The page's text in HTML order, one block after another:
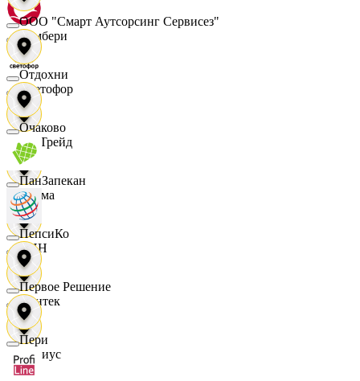
Самбери
Светофор
СетТрейд
Сигма
СИН
Синтек
Сириус
ООО "Смарт Аутсорсинг Сервисез"
Отдохни
Очаково
ПанЗапекан
ПепсиКо
Первое Решение
Пери